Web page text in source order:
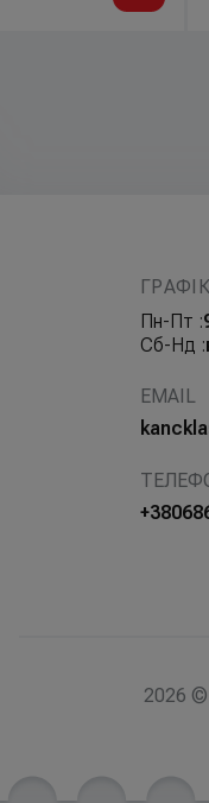
Пн-Пт :
Сб-Нд :
EMAIL
2026 ©